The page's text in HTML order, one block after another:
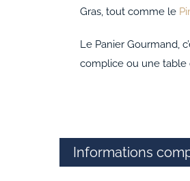
Gras, tout comme le
Le Panier Gourmand,
complice ou une table
Informations